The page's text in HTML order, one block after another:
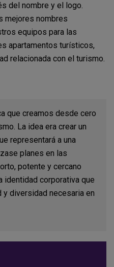
del nombre y el logo.
mejores nombres
equipos para las
apartamentos turísticos,
relacionada con el turismo.
que creamos desde cero
La idea era crear un
representará a una
planes en las
potente y cercano
identidad corporativa que
diversidad necesaria en